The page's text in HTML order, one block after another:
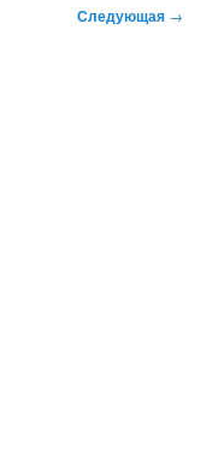
Следующая →